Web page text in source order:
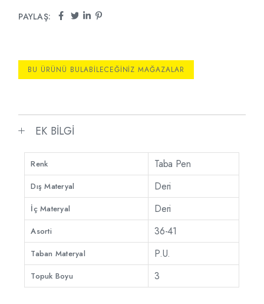
PAYLAŞ:
BU ÜRÜNÜ BULABILECEĞINIZ MAĞAZALAR
EK BILGI
Renk Taba Pen
Dış Materyal Deri
İç Materyal Deri
Asorti 36-41
Taban Materyal P.U.
Topuk Boyu 3